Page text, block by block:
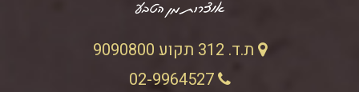
ת.ד. 312 תקוע 9090800
02-9964527